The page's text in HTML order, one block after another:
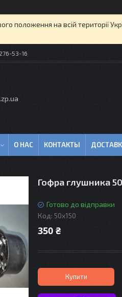
положення на всій території
53-16
О НАС КОНТАКТЫ
Гофра глушника
Готово до відправки
Код: 50х150
350 ₴
Купити